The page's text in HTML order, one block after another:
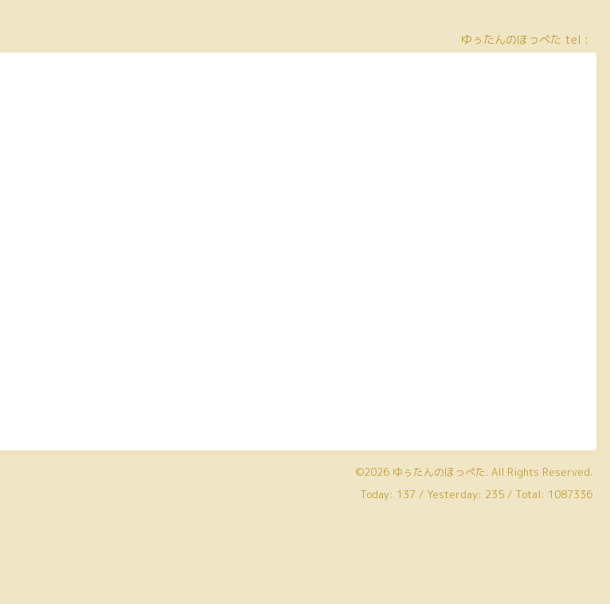
ゆぅたんのほっぺた tel :
©2026 ゆぅたんのほっぺた. All Rights Reserved.
Today: 137 / Yesterday: 235 / Total: 1087336